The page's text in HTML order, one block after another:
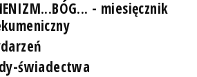
- miesięcznik
świadectwa